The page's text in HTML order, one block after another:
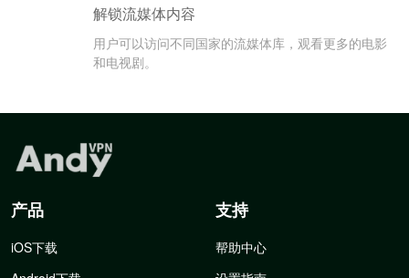
解锁流媒体内容
用户可以访问不同国家的流媒体库，观看更多的电影
和电视剧。
产品
iOS下载
支持
帮助中心